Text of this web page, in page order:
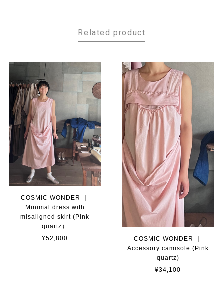
Related product
COSMIC WONDER ｜
Minimal dress with
misaligned skirt (Pink
quartz）
¥52,800
COSMIC WONDER ｜
Accessory camisole (Pink
quartz)
¥34,100